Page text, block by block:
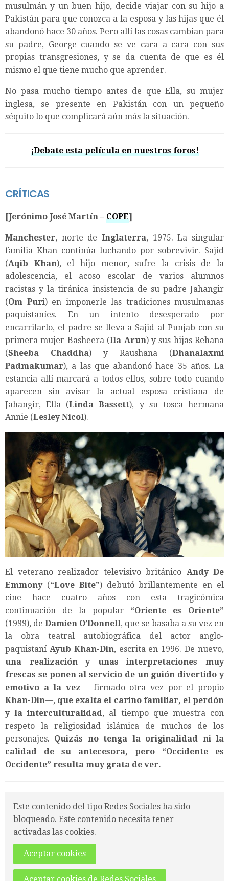
musulmán y un buen hijo, decide viajar con su hijo a
Pakistán para que conozca a la esposa y las hijas que él
abandonó hace 30 años. Pero allí las cosas cambian para
su padre, George cuando se ve cara a cara con sus
propias transgresiones, y se da cuenta de que es él
mismo el que tiene mucho que aprender.
No pasa mucho tiempo antes de que Ella, su mujer
inglesa, se presente en Pakistán con un pequeño
séquito lo que complicará aún más la situación.
¡Debate esta película en nuestros foros!
CRÍTICAS
[Jerónimo José Martín – COPE]
Manchester, norte de Inglaterra, 1975. La singular
familia Khan continúa luchando por sobrevivir. Sajid
(Aqib Khan), el hijo menor, sufre la crisis de la
adolescencia, el acoso escolar de varios alumnos
racistas y la tiránica insistencia de su padre Jahangir
(Om Puri) en imponerle las tradiciones musulmanas
paquistaníes. En un intento desesperado por
encarrilarlo, el padre se lleva a Sajid al Punjab con su
primera mujer Basheera (Ila Arun) y sus hijas Rehana
(Sheeba Chaddha) y Raushana (Dhanalaxmi
Padmakumar), a las que abandonó hace 35 años. La
estancia allí marcará a todos ellos, sobre todo cuando
aparecen sin avisar la actual esposa cristiana de
Jahangir, Ella (Linda Bassett), y su tosca hermana
Annie (Lesley Nicol).
El veterano realizador televisivo británico Andy De
Emmony(“Love Bite”) debutó brillantemente en el
cine hace cuatro años con esta tragicómica
continuación de la popular “Oriente es Oriente”
(1999), de Damien O’Donnell, que se basaba a su vez en
la obra teatral autobiográfica del actor anglo-
paquistaní Ayub Khan-Din, escrita en 1996. De nuevo,
una realización y unas interpretaciones muy
frescas se ponen al servicio de un guión divertido y
emotivo a la vez —firmado otra vez por el propio
Khan-Din—, que exalta el cariño familiar, el perdón
y la interculturalidad, al tiempo que muestra con
respeto la religiosidad islámica de muchos de los
personajes. Quizás no tenga la originalidad ni la
calidad de su antecesora, pero “Occidente es
Occidente” resulta muy grata de ver.
Este contenido del tipo Redes Sociales ha sido
bloqueado. Este contenido necesita tener
activadas las cookies.
Aceptar cookies